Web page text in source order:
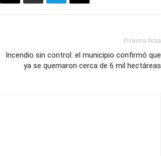
Próxima Nota
Incendio sin control: el municipio confirmó que
ya se quemaron cerca de 6 mil hectáreas